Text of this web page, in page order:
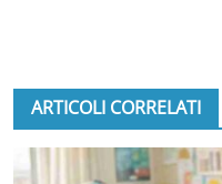
ARTICOLI CORRELATI